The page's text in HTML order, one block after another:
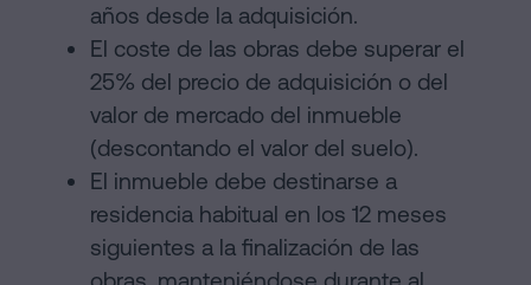
años desde la adquisición.
El coste de las obras debe superar el
25% del precio de adquisición o del
valor de mercado del inmueble
(descontando el valor del suelo).
El inmueble debe destinarse a
residencia habitual en los 12 meses
siguientes a la finalización de las